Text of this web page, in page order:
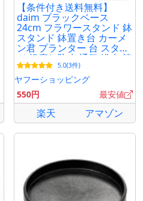
【条件付き送料無料】
daim ブラックベース
24cm フラワースタンド 鉢
スタンド 鉢置き台 カーメ
ン君 プランター 台 スタン
ド 根腐れ防止 通気 排水 第
一ビニール5.0(3件)
ヤフーショッピング
550円
最安値
楽天 アマゾン